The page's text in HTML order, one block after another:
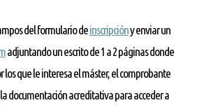
del formulario deinscripcióny enviar un
adjuntando un escrito de 1 a 2 páginas donde
los que le interesa el máster, el comprobante
documentación acreditativa para acceder a